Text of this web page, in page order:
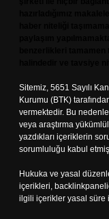
Sitemiz, 5651 Sayılı
Kurumu (BTK)
vermektedir. Bu
veya araştırma
yazdıkları içeriklerin
sorumluluğu kabul etmiş
Hukuka ve yasal
içerikleri,
ilgili içerikler yasal süre